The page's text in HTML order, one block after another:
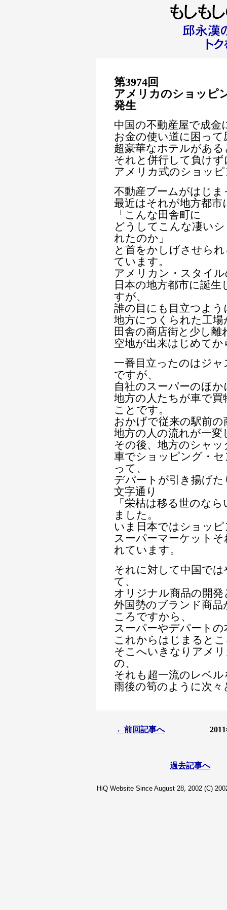
第3974回
アメリカのショッピ
発生
中国の不動産屋で成
お金の使い道に困っ
超豪華なホテルがあ
それと併行して負け
アメリカ式のショッ
不動産ブームがはじ
最近はそれが地方都市
「こんな田舎町に
どうしてこんな凄い
れたのか」
と首をかしげさせら
ています。
アメリカン・スタイ
日本の地方都市に誕
すが、
誰の目にも目立つよ
地方につくられた工
田舎の商店街と少し
空地が出来はじめて
一番目立ったのはジ
ですが、
自社のスーパーのほ
地方の人たちが車で
ことです。
おかげで従来の駅前
地方の人の流れが一
その後、地方のシャ
車でショッピング・
って、
デパートが引き揚げ
文字通り
「栄枯は移る世のな
ました。
いま日本ではショッ
スーパーマーケット
れています。
それに対して中国で
て、
オリジナル商品の開発
外国勢のブランド商
ころですから、
スーパーやデパート
これからはじまると
そこへいきなりアメ
の、
それも超一流のレベ
雨後の筍のように次
←前回記事へ
過去記事へ
HiQ Website Since August 28, 2002 (C)